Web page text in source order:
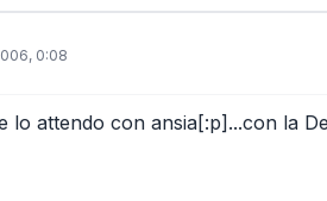
0:08
lo attendo con ansia[:p]...con la